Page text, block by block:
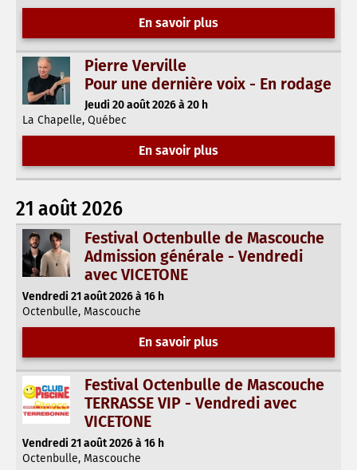
En savoir plus
Pierre Verville
Pour une dernière voix - En rodage
Jeudi 20 août 2026 à 20 h
La Chapelle, Québec
En savoir plus
21 août 2026
Festival Octenbulle de Mascouche
Admission générale - Vendredi
avec VICETONE
Vendredi 21 août 2026 à 16 h
Octenbulle, Mascouche
En savoir plus
Festival Octenbulle de Mascouche
TERRASSE VIP - Vendredi avec
VICETONE
Vendredi 21 août 2026 à 16 h
Octenbulle, Mascouche